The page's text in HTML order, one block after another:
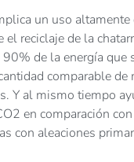
un uso
el reciclaje de la
de la energía que
comparable
Y al mismo tiempo
en comparación
con aleaciones